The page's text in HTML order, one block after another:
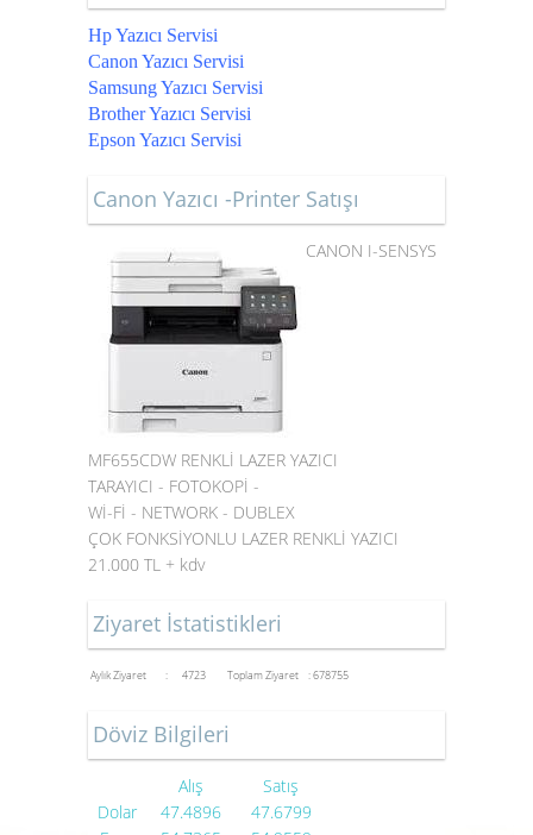
Hp Yazıcı Servisi
Canon Yazıcı Servisi
Samsung Yazıcı Servisi
Brother Yazıcı Servisi
Epson Yazıcı Servisi
Canon Yazıcı -Printer Satışı
CANON I-SENSYS
MF655CDW RENKLİ LAZER YAZICI
TARAYICI - FOTOKOPİ -
Wİ-Fİ - NETWORK - DUBLEX
ÇOK FONKSİYONLU LAZER RENKLİ YAZICI
21.000 TL + kdv
Ziyaret İstatistikleri
Aylık Ziyaret : 4723 Toplam Ziyaret : 678755
Döviz Bilgileri
Alış
Satış
Dolar
47.4896
47.6799